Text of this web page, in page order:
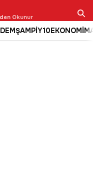
Okunur
ŞAMPİY10EKONOMİ
Ara